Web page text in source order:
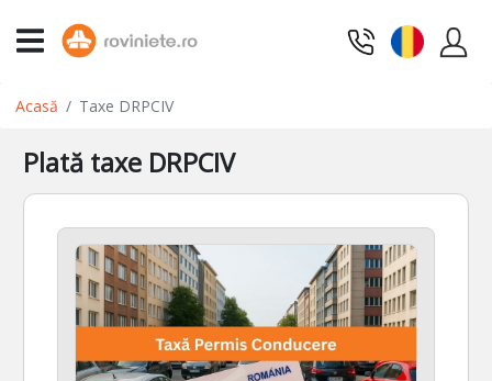
Acasă Taxe DRPCIV
Plată taxe DRPCIV